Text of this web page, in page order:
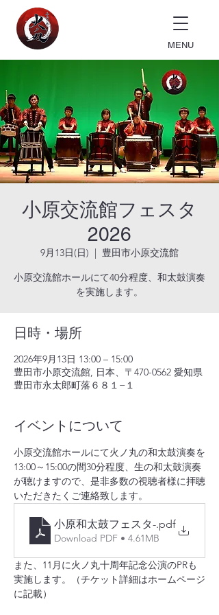
MENU
小原交流館フェスタ
2026
9月13日(日)
  |
豊田市小原交流館
小原交流館ホールにて40分程度、和太鼓演奏
を実施します。
日時・場所
2026年9月13日 13:00 – 15:00
豊田市小原交流館, 日本、〒470-0562 愛知県
豊田市永太郎町落６８１−１
イベントについて
小原交流館ホールにて火ノ丸の和太鼓演奏を
13:00～15:00の間30分程度、生の和太鼓演奏
が聴けますので、是非多数の視聴者様に拝聴
いただきたくご連絡致します。
小原和太鼓フェスタ-.pdf
Download PDF • 4.61MB
また、11月に火ノ丸十周年記念公演のPRも
実施します。（チケット詳細はホームページ
に記載）